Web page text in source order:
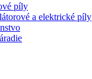
píly
a elektrické píly